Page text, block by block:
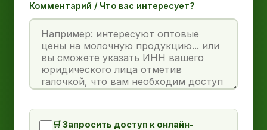
Комментарий / Что вас интересует?
🛒 Запросить доступ к онлайн-